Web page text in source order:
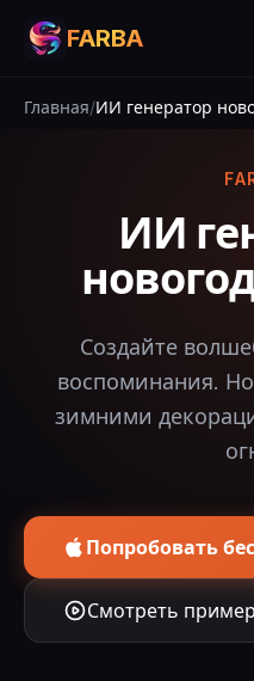
FARBA
Главная/ИИ генератор
ИИ
Создайте
воспоминания.
зимними
Попробовать
Смотреть